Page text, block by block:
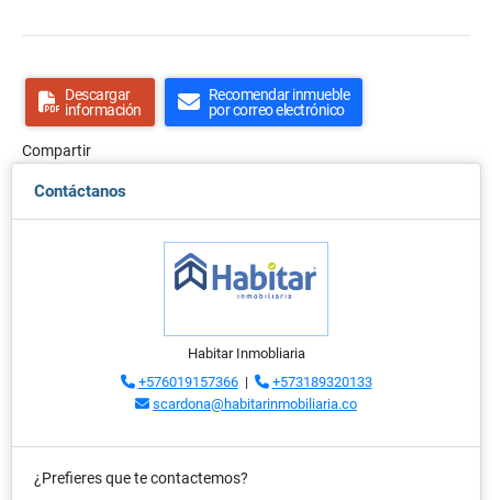
Descargar
información
Recomendar inmueble
por correo electrónico
Compartir
Contáctanos
Habitar Inmobliaria
+576019157366|
+573189320133
scardona@habitarinmobiliaria.co
¿Prefieres que te contactemos?